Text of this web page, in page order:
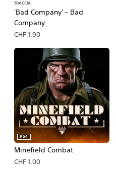
'Bad Company' - Bad
Company
TRACCIA
CHF 1.90
Minefield Combat
PS4
CHF 1.00